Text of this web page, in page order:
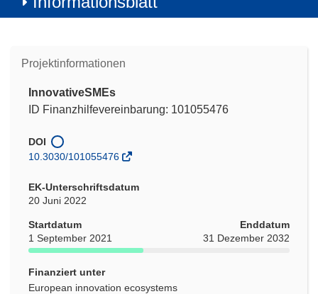
Projektinformationen
InnovativeSMEs
ID Finanzhilfevereinbarung: 101055476
DOI
10.3030/101055476
EK-Unterschriftsdatum
20 Juni 2022
Startdatum
1 September 2021
Enddatum
31 Dezember 2032
Finanziert unter
European innovation ecosystems